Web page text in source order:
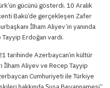
gücünü gösterdi. 10 Aralık
Bakü’de gerçekleşen Zafer
İlham Aliyev’in yanında
Erdoğan vardı.
tarihinde Azerbaycan’ın kültür
İlham Aliyev ve Recep Tayyip
Cumhuriyeti ile Türkiye